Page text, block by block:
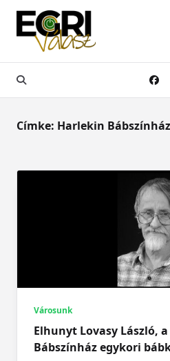
Skip
content
Címke: Harlekin Bábszínház
Városunk
Elhunyt Lovasy László,
Bábszínház egykori